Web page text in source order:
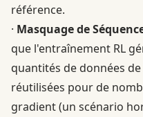
référence.
· Masquage de
que l'entraînement RL
quantités de données
réutilisées pour de
gradient (un scénario